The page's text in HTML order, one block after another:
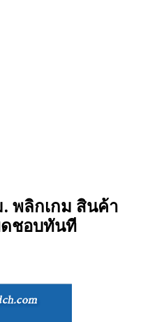
พลิกเกม สินค้า
ดชอบทันที